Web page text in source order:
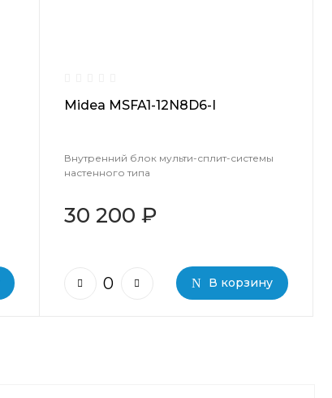
Midea MSFA1-12N8D6-I
Внутренний блок мульти-сплит-системы
настенного типа
30 200 ₽
В корзину